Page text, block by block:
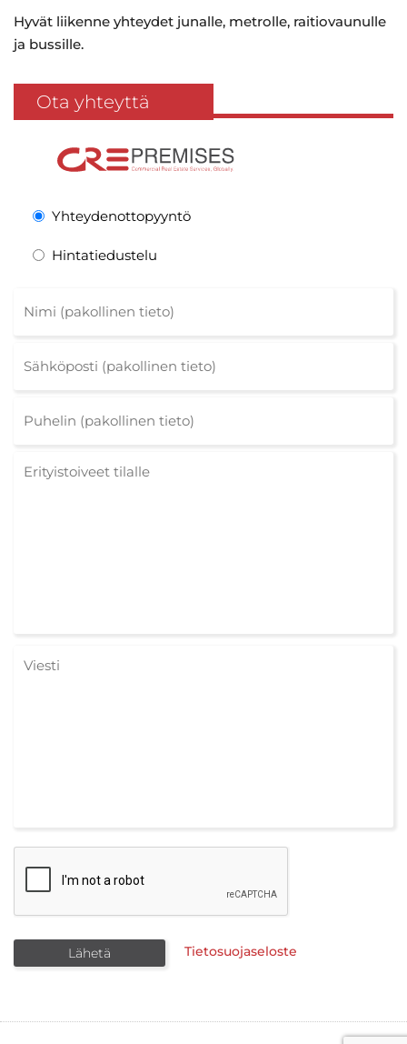
Hyvät liikenne yhteydet junalle, metrolle, raitiovaunulle
ja bussille.
Ota yhteyttä
Yhteydenottopyyntö
Hintatiedustelu
Tietosuojaseloste